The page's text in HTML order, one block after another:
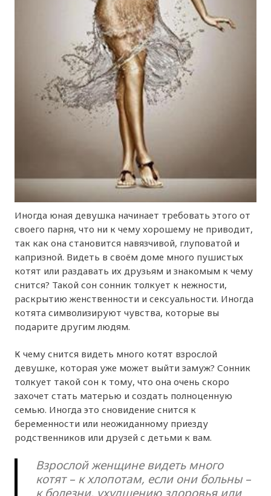
Иногда юная девушка начинает требовать этого от
своего парня, что ни к чему хорошему не приводит,
так как она становится навязчивой, глуповатой и
капризной. Видеть в своём доме много пушистых
котят или раздавать их друзьям и знакомым к чему
снится? Такой сон сонник толкует к нежности,
раскрытию женственности и сексуальности. Иногда
котята символизируют чувства, которые вы
подарите другим людям.
К чему снится видеть много котят взрослой
девушке, которая уже может выйти замуж? Сонник
толкует такой сон к тому, что она очень скоро
захочет стать матерью и создать полноценную
семью. Иногда это сновидение снится к
беременности или неожиданному приезду
родственников или друзей с детьми к вам.
Взрослой женщине видеть много
котят – к хлопотам, если они больны –
к болезни, ухудшению здоровья или